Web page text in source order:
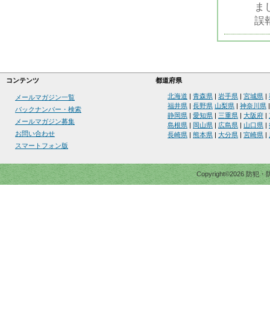
ま
誤
コンテンツ 都道府県
メールマガジン一覧
バックナンバー・検索
メールマガジン募集
お問い合わせ
スマートフォン版
北海道 青森県 岩手県 宮城県
福井県
長野県 山梨県 神奈川県
静岡県
愛知県 三重県 大阪府
島根県
岡山県 広島県 山口県
長崎県
熊本県 大分県 宮崎県
Copyright©2026 防犯・